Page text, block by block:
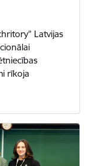
Latvijas
rīkoja